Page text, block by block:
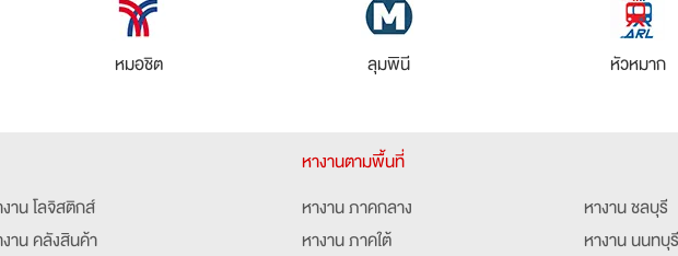
หมอชิต ลุมพินี หัวหมาก
าน โลจิสติกส์
าน คลังสินค้า
หางานตามพื้นที่
หางาน ภาคกลาง
หางาน ภาคใต้
หางาน ชลบุรี
หางาน นนทบุรี